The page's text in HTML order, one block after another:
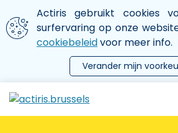
Aller au contenu principal
We gebruiken cookies
Actiris gebruikt cookies
surfervaring op onze
cookiebeleidvoor meer info.
Verander mijn
le menu